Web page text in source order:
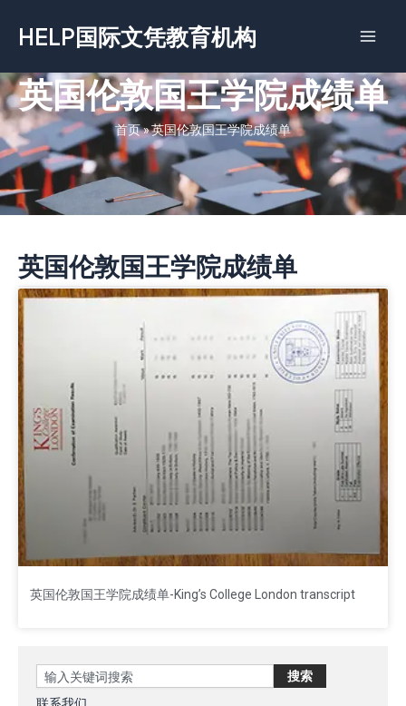
容
HELP国际文凭教育机构
英国伦敦国王学院成绩单
首页»英国伦敦国王学院成绩单
英国伦敦国王学院成绩单
英国伦敦国王学院成绩单-King’s College London transcript
Search 搜索